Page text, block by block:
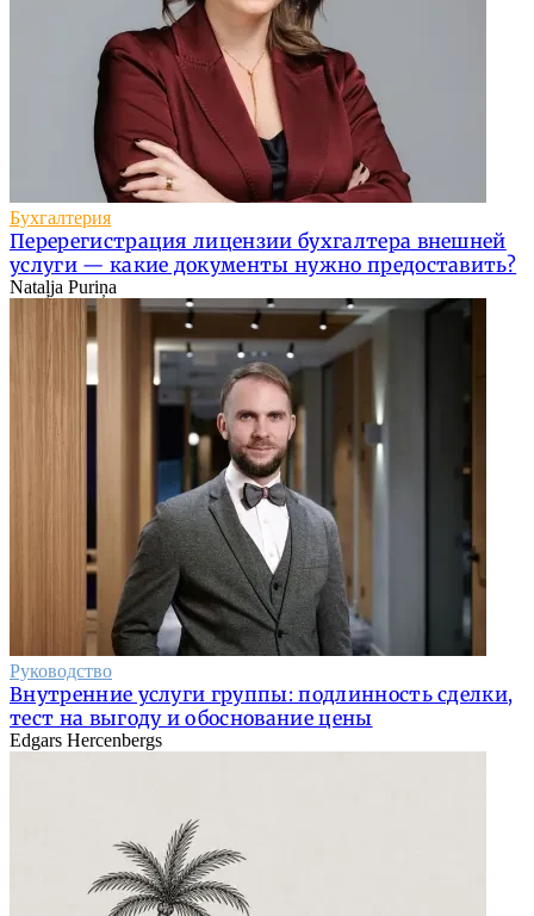
Бухгалтерия
Перерегистрация лицензии бухгалтера внешней
услуги — какие документы нужно предоставить?
Nataļja Puriņa
Руководство
Внутренние услуги группы: подлинность сделки,
тест на выгоду и обоснование цены
Edgars Hercenbergs